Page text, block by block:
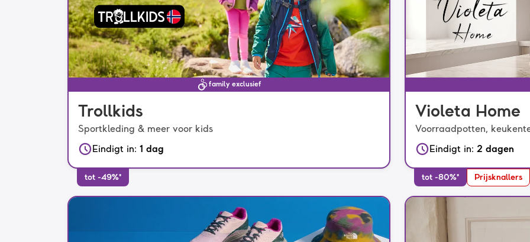
family exclusief
Trollkids
Sportkleding & meer voor kids
Eindigt in: 1 dag
tot -49%*
Violeta Home
Voorraadpotten,
Eindigt in: 2 dagen
tot -80%* Prijsknallers